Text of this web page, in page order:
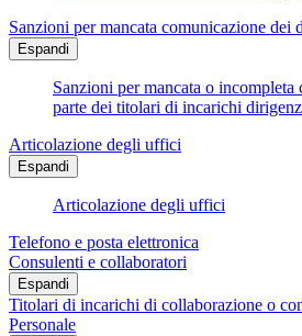
Sanzioni per mancata comunicazione dei
Espandi
Sanzioni per mancata o
parte dei titolari di incarichi
Articolazione degli uffici
Espandi
Articolazione degli uffici
Telefono e posta elettronica
Consulenti e collaboratori
Espandi
Titolari di incarichi di collaborazione o
Personale